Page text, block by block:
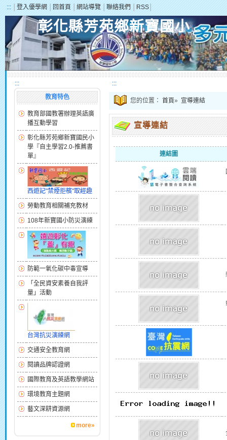
::: 登入優學網 回首頁 網站導覽 聯絡我們 RSS
彰化縣芳苑鄉新寶國小
:::
教育特色
教育部國教署辦理英語廣
播互動學習
彰化縣芳苑鄉新寶國民小
學『自主學習2.0-推薦書
單』
西遊記"禁煙拒檳"取經趣
勞動教育相關補充教材
108年新寶國小防災演練
防範一氧化碳中毒宣導
「全民資安素養自我評
量」活動
台灣抗災演練網
交通安全教育網
閱讀品牌認證網
國際教育及英語教學網站
環境教育主題網
藝文深耕資源網
more»
:::
您的位置： 首頁» 宣導連結
宣導連結
連結圖